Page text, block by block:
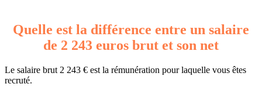
Quelle est la différence entre un salaire
de 2 243 euros brut et son net
Le salaire brut 2 243 € est la rémunération pour laquelle vous êtes
recruté.